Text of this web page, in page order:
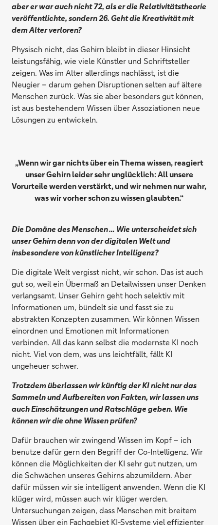
aber er war auch nicht 72, als er die Relativitätstheorie
veröffentlichte, sondern 26. Geht die Kreativität mit
dem Alter verloren?
Physisch nicht, das Gehirn bleibt in dieser Hinsicht
leistungsfähig, wie viele Künstler und Schriftsteller
zeigen. Was im Alter allerdings nachlässt, ist die
Neugier – darum gehen Disruptionen selten auf ältere
Menschen zurück. Was sie aber besonders gut können,
ist aus bestehendem Wissen über Assoziationen neue
Lösungen zu entwickeln.
„Wenn wir gar nichts über ein Thema wissen, reagiert
unser Gehirn leider sehr unglücklich: All unsere
Vorurteile werden verstärkt, und wir nehmen nur wahr,
was wir vorher schon zu wissen glaubten.“
Die Domäne des Menschen … Wie unterscheidet sich
unser Gehirn denn von der digitalen Welt und
insbesondere von künstlicher Intelligenz?
Die digitale Welt vergisst nicht, wir schon. Das ist auch
gut so, weil ein Übermaß an Detailwissen unser Denken
verlangsamt. Unser Gehirn geht hoch selektiv mit
Informationen um, bündelt sie und fasst sie zu
abstrakten Konzepten zusammen. Wir können Wissen
einordnen und Emotionen mit Informationen
verbinden. All das kann selbst die modernste KI noch
nicht. Viel von dem, was uns leichtfällt, fällt KI
ungeheuer schwer.
Trotzdem überlassen wir künftig der KI nicht nur das
Sammeln und Aufbereiten von Fakten, wir lassen uns
auch Einschätzungen und Ratschläge geben. Wie
können wir die ohne Wissen prüfen?
Dafür brauchen wir zwingend Wissen im Kopf – ich
benutze dafür gern den Begriff der Co-Intelligenz. Wir
können die Möglichkeiten der KI sehr gut nutzen, um
die Schwächen unseres Gehirns abzumildern. Aber
dafür müssen wir sie intelligent anwenden. Wenn die KI
klüger wird, müssen auch wir klüger werden.
Untersuchungen zeigen, dass Menschen mit breitem
Wissen über ein Fachgebiet KI-Systeme viel effizienter